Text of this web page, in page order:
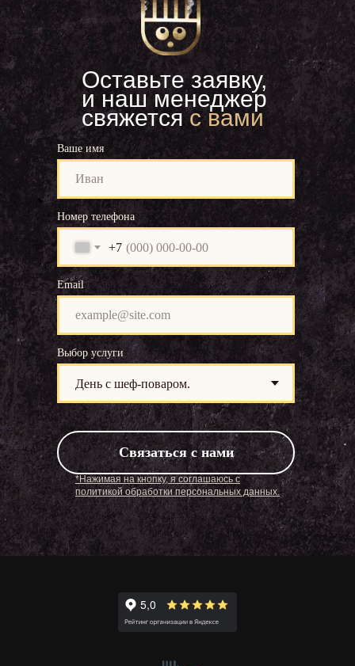
Оставьте заявку,
и наш менеджер
свяжетсяс вами
Ваше имя
Номер телефона
+7
Email
Выбор услуги
Связаться с нами
*Нажимая на кнопку, я соглашаюсь с
политикой обработки персональных данных.